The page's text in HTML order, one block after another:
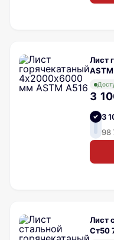
Лист
3
3
98
Лист
Ст50